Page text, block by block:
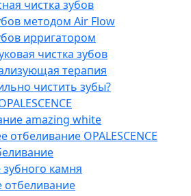
чистка зубов
методом Air Flow
ирригатором
чистка зубов
терапия
чистить зубы?
amazing white
OPALESCENCE
камня
отбеливание